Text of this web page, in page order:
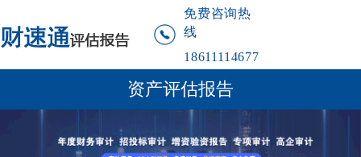
免费咨询热
线
18611114677
资产评估报告